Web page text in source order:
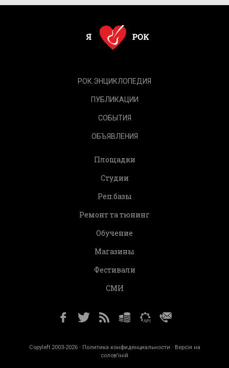
РОК.ЭНЦИКЛОПЕДИЯ
ПУБЛИКАЦИИ
СОБЫТИЯ
ОБЪЯВЛЕНИЯ
Площадки
Студии
Реп.базы
Ремонт та тюнинг
Обучение
Магазины
Фестивали
СМИ
Copyleft 2003-2026 · Политика конфиденциальности · Версія на
солов'їній